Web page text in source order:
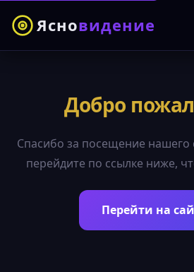
Ясновидение
Добро
Спасибо за посещение нашего
перейдите по ссылке ниже,
Перейти на